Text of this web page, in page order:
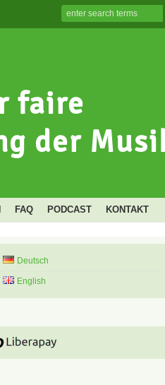
FAQ PODCAST KONTAKT
Deutsch
English